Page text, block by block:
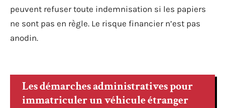
peuvent refuser toute indemnisation si les papiers
ne sont pas en règle. Le risque financier n’est pas
anodin.
Les démarches administratives pour
immatriculer un véhicule étranger